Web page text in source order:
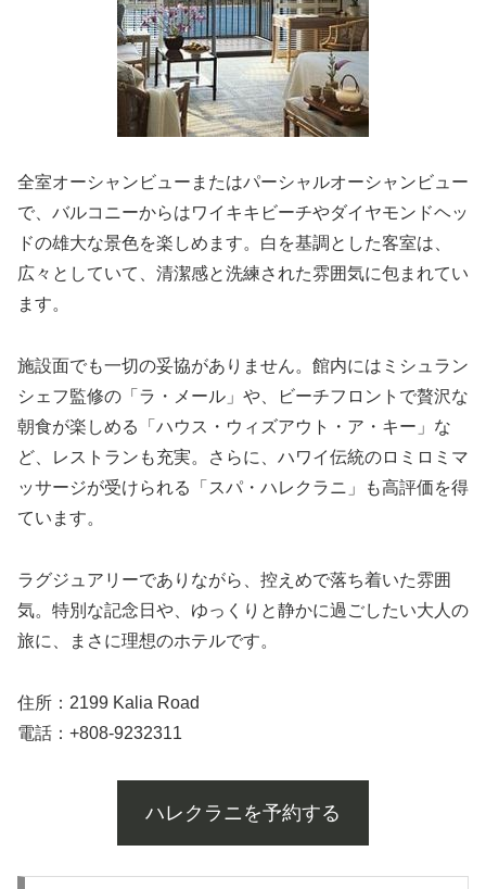
全室オーシャンビューまたはパーシャルオーシャンビュー
で、バルコニーからはワイキキビーチやダイヤモンドヘッ
ドの雄大な景色を楽しめます。白を基調とした客室は、
広々としていて、清潔感と洗練された雰囲気に包まれてい
ます。
施設面でも一切の妥協がありません。館内にはミシュラン
シェフ監修の「ラ・メール」や、ビーチフロントで贅沢な
朝食が楽しめる「ハウス・ウィズアウト・ア・キー」な
ど、レストランも充実。さらに、ハワイ伝統のロミロミマ
ッサージが受けられる「スパ・ハレクラニ」も高評価を得
ています。
ラグジュアリーでありながら、控えめで落ち着いた雰囲
気。特別な記念日や、ゆっくりと静かに過ごしたい大人の
旅に、まさに理想のホテルです。
住所：2199 Kalia Road
電話：+808-9232311
ハレクラニを予約する